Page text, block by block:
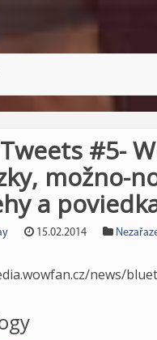
#5-
možno-
a
15.02.2014